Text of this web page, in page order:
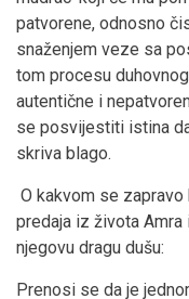
patvorene, odnosno
snaženjem veze sa
tom procesu
autentične i
se posvijestiti istina
skriva blago.
O kakvom se
predaja iz života
njegovu dragu dušu:
Prenosi se da je